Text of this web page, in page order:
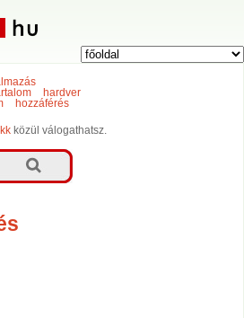
hardver
hozzáférés
közül válogathatsz.